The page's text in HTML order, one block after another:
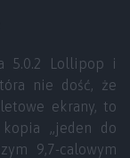
5.0.2 Lollipop i
nie dość, że
ekrany, to
„jeden do
9,7-calowym